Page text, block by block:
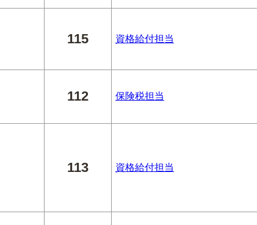
115 資格給付担当
112 保険税担当
113 資格給付担当